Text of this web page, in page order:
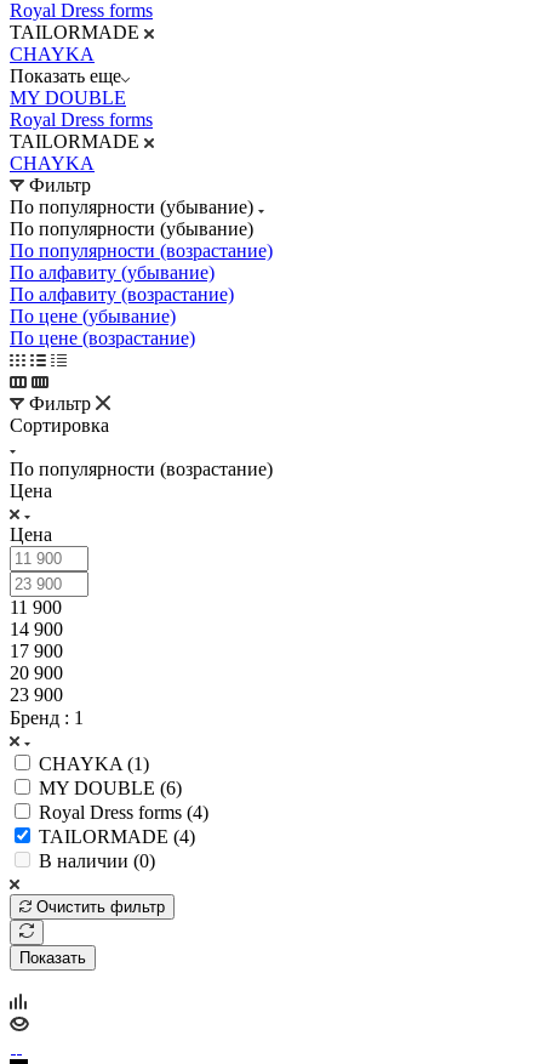
Royal Dress forms
TAILORMADE
CHAYKA
Показать еще
MY DOUBLE
Royal Dress forms
TAILORMADE
CHAYKA
Фильтр
По популярности (убывание)
По популярности (убывание)
По популярности (возрастание)
По алфавиту (убывание)
По алфавиту (возрастание)
По цене (убывание)
По цене (возрастание)
Фильтр
Сортировка
По популярности (возрастание)
Цена
Цена
11 900
14 900
17 900
20 900
23 900
Бренд : 1
CHAYKA (1)
MY DOUBLE (6)
Royal Dress forms (4)
TAILORMADE (4)
В наличии (0)
Очистить фильтр
Показать